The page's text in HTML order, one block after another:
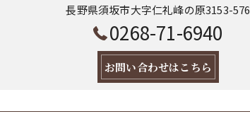
長野県須坂市大字仁礼峰の原3153-576
0268-71-6940
お問い合わせはこちら